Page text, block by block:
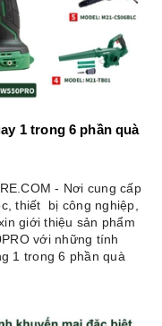
1 trong 6 phần quà
- Nơi cung cấp
thiết bị công nghiệp,
giới thiệu sản phẩm
với những tính
1 trong 6 phần quà